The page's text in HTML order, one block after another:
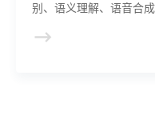
别、语义理解、语音合
建、AI驱动、多模态交